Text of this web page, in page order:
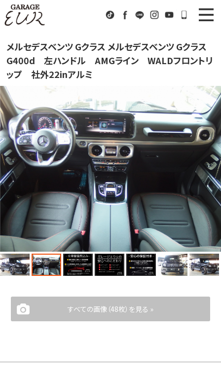
TikTokFacebook
LINE InstagramYoutube072-
News
ニュース
Stock List
在庫車情報
EUR Sports
EURスポーツ
Factory
工場紹介
Company
会社概要
Access
アクセス
Contact us
お問い合わせ
メルセデスベンツ Gクラス メルセデスベンツ Gクラス
G400d 左ハンドル AMGライン WALDフロントリ
ップ 社外22inアルミ
すべての画像（48枚）を見る »